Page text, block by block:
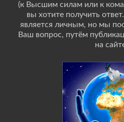
(к Высшим силам или к
вы хотите получить
является личным, но мы
Ваш вопрос, путём
на